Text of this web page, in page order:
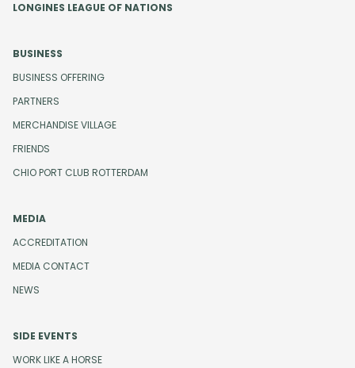
LONGINES LEAGUE OF NATIONS
BUSINESS
BUSINESS OFFERING
PARTNERS
MERCHANDISE VILLAGE
FRIENDS
CHIO PORT CLUB ROTTERDAM
MEDIA
ACCREDITATION
MEDIA CONTACT
NEWS
SIDE EVENTS
WORK LIKE A HORSE